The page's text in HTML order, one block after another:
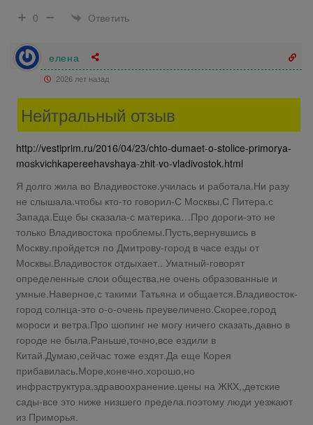
0 Ответить
елена
2026 лет назад
Нейтральный отзыв
http://vestiprim.ru/2016/04/23/chto-dumaet-o-stolice-primorya-
moskvichkapereehavshaya-zhit-vo-vladivostok.html
Я долго жила во Владивостоке.училась и работала.Ни разу
не слышала.чтобы кто-то говорил-С Москвы,С Питера.с
Запада.Еще бы сказала-с материка…Про дороги-это не
только Владивостока проблемы.Пусть,вернувшись в
Москву.пройдется по Дмитрову-город в часе езды от
Москвы.Владивосток отдыхает.. Уматный-говорят
определенные слои общества,не очень образованные и
умные.Наверное,с такими Татьяна и общается.Владивосток-
город солнца-это о-о-очень преувеличено.Скорее,город
мороси и ветра.Про шопинг не могу ничего сказать,давно в
городе не была.Раньше,точно,все ездили в
Китай.Думаю,сейчас тоже ездят.Да еще Корея
прибавилась.Море,конечно.хорошо,но
инфраструктура,здравоохранение.цены на ЖКХ,,детские
сады-все это ниже низшего предела.поэтому люди уезжают
из Приморья.